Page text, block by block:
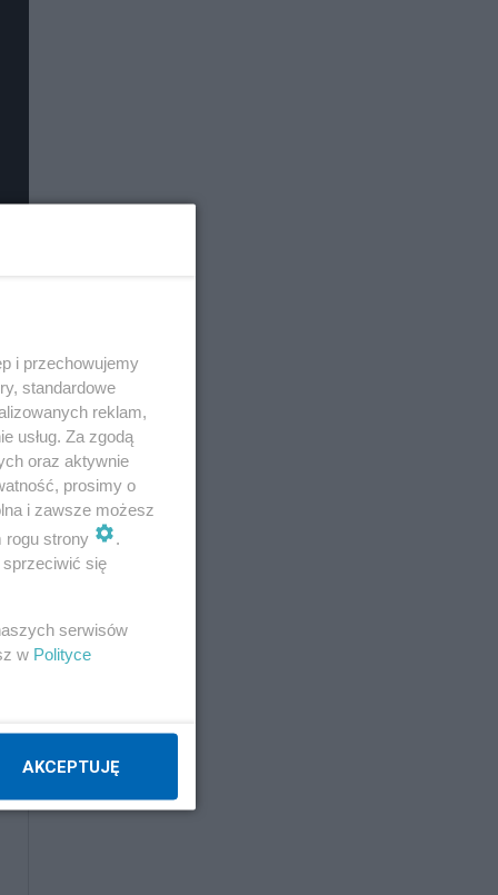
i przechowujemy
standardowe
reklam,
usług. Za zgodą
oraz aktywnie
prosimy o
i zawsze możesz
rogu strony
się
serwisów
w Polityce
AKCEPTUJĘ